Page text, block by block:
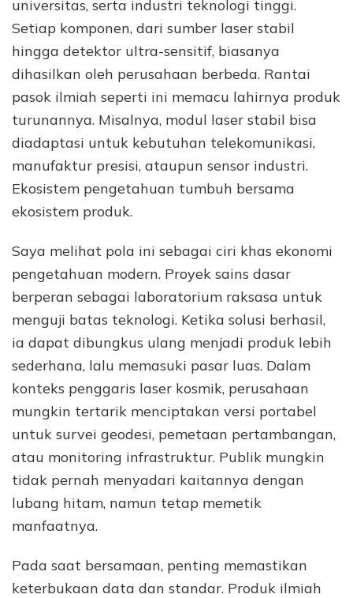
universitas, serta industri teknologi tinggi.
Setiap komponen, dari sumber laser stabil
hingga detektor ultra-sensitif, biasanya
dihasilkan oleh perusahaan berbeda. Rantai
pasok ilmiah seperti ini memacu lahirnya produk
turunannya. Misalnya, modul laser stabil bisa
diadaptasi untuk kebutuhan telekomunikasi,
manufaktur presisi, ataupun sensor industri.
Ekosistem pengetahuan tumbuh bersama
ekosistem produk.
Saya melihat pola ini sebagai ciri khas ekonomi
pengetahuan modern. Proyek sains dasar
berperan sebagai laboratorium raksasa untuk
menguji batas teknologi. Ketika solusi berhasil,
ia dapat dibungkus ulang menjadi produk lebih
sederhana, lalu memasuki pasar luas. Dalam
konteks penggaris laser kosmik, perusahaan
mungkin tertarik menciptakan versi portabel
untuk survei geodesi, pemetaan pertambangan,
atau monitoring infrastruktur. Publik mungkin
tidak pernah menyadari kaitannya dengan
lubang hitam, namun tetap memetik
manfaatnya.
Pada saat bersamaan, penting memastikan
keterbukaan data dan standar. Produk ilmiah